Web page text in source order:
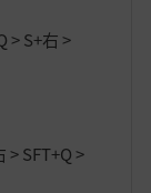
> S+右 >
> SFT+Q >